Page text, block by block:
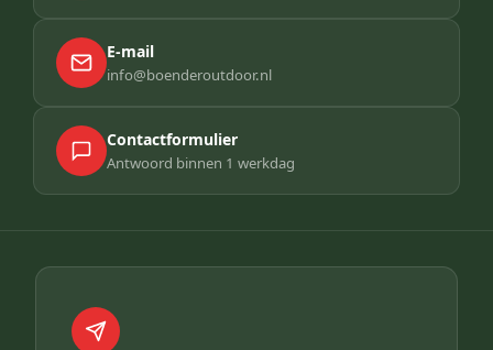
E-mail
info@boenderoutdoor.nl
Contactformulier
Antwoord binnen 1 werkdag